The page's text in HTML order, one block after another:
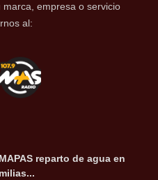
empresa o servicio
al:
reparto de agua en